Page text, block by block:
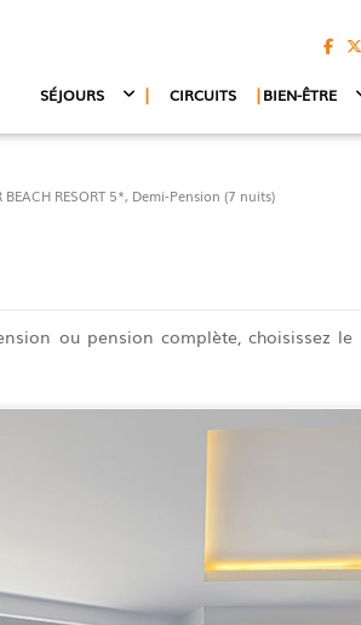
SÉJOURS | CIRCUITS |BIEN-ÊTRE
BEACH RESORT 5*, Demi-Pension (7 nuits)
ou pension complète, choisissez